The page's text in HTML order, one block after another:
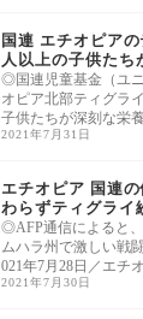
国連 エチオピア
人以上の子供たち
◎国連児童基金（ユ
オピア北部ティグラ
子供たちが深刻な栄
性があ
2021年7月31日
エチオピア 国連
わらずティグライ
◎AFP通信によると
ムハラ州で激しい戦
021年7月28日／エチ
イ地域に
2021年7月30日